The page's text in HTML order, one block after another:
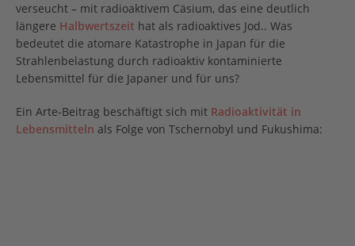
verseucht – mit radioaktivem Cäsium, das eine deutlich
längere Halbwertszeit hat als radioaktives Jod.. Was
bedeutet die atomare Katastrophe in Japan für die
Strahlenbelastung durch radioaktiv kontaminierte
Lebensmittel für die Japaner und für uns?
Ein Arte-Beitrag beschäftigt sich mit Radioaktivität in
Lebensmitteln als Folge von Tschernobyl und Fukushima: